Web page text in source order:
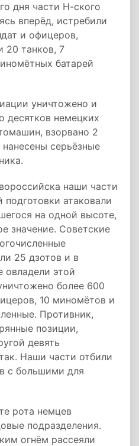
дня части Н-ского
вперёд, истребили
и офицеров,
20 танков, 7
батарей
уничтожено и
десятков немецких
взорвано 2
серьёзные
наши части
подготовки атаковали
на одной высоте,
значение. Советские
25 дзотов и в
овладели этой
более 600
10 миномётов и
Противник,
позиции,
девять
Наши части отбили
с большими для
рота немцев
подразделения.
огнём рассеяли